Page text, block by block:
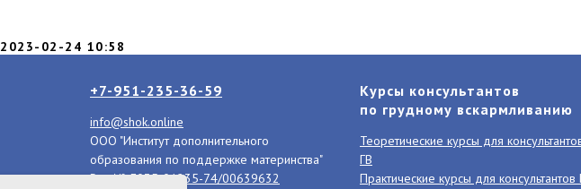
2023-02-24 10:58
+7-951-235-36-59
info@shok.online
ООО "Институт дополнительного
образования по поддержке материнства"
Рег. № Л035-01235-74/00639632
Курсы консультантов
по грудному вскармливанию
Теоретические курсы для
ГВ
Практические курсы для консультантов